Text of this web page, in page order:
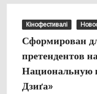
Кінофестивалі
Сформирован
претендентов
Национальную
Дзиґа»